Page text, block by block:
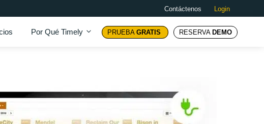
Contáctenos Login
Por Qué Timely PRUEBA GRATIS RESERVA DEMO